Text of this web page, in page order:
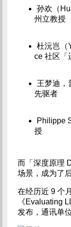
孙欢（
州立教授
杜沅岂（
ce 社区「
王梦迪，
先驱者
Philippe
授
而「深度原理
场景，成为了
在经历近 9 个
《Evaluating
发布，通讯单